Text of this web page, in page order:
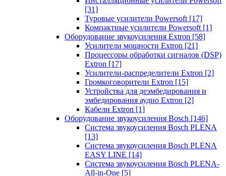
[31]
Туровые усилители Powersoft [17]
Компактные усилители Powersoft [1]
Оборудование звукоусиления Extron [58]
Усилители мощности Extron [21]
Процессоры обработки сигналов (DSP)
Extron [17]
Усилители-распределители Extron [2]
Громкоговорители Extron [15]
Устройства для деэмбедирования и
эмбедирования аудио Extron [2]
Кабели Extron [1]
Оборудование звукоусиления Bosch [146]
Система звукоусиления Bosch PLENA
[13]
Система звукоусиления Bosch PLENA
EASY LINE [14]
Система звукоусиления Bosch PLENA-
All-in-One [5]